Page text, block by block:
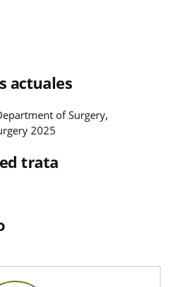
actuales
of Surgery,
2025
trata